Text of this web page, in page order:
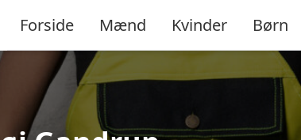
Forside Mænd Kvinder Børn